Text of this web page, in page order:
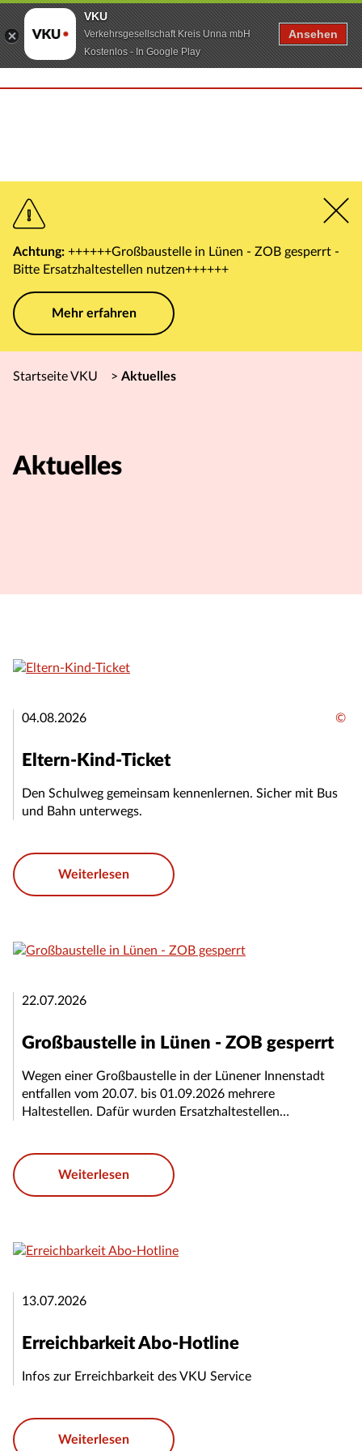
Achtung: ++++++Großbaustelle in Lünen - ZOB gesperrt -
Bitte Ersatzhaltestellen nutzen++++++
Mehr erfahren
Startseite VKU > Aktuelles
Aktuelles
04.08.2026 ©
Eltern-Kind-Ticket
Den Schulweg gemeinsam kennenlernen. Sicher mit Bus
und Bahn unterwegs.
Weiterlesen
22.07.2026
Großbaustelle in Lünen - ZOB gesperrt
Wegen einer Großbaustelle in der Lünener Innenstadt
entfallen vom 20.07. bis 01.09.2026 mehrere
Haltestellen. Dafür wurden Ersatzhaltestellen…
Weiterlesen
13.07.2026
Erreichbarkeit Abo-Hotline
Infos zur Erreichbarkeit des VKU Service
Weiterlesen
VKU
Verkehrsgesellschaft Kreis Unna mbH
Kostenlos - In Google Play
Ansehen